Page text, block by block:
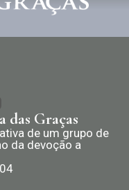
das Graças
de um grupo de
da devoção a